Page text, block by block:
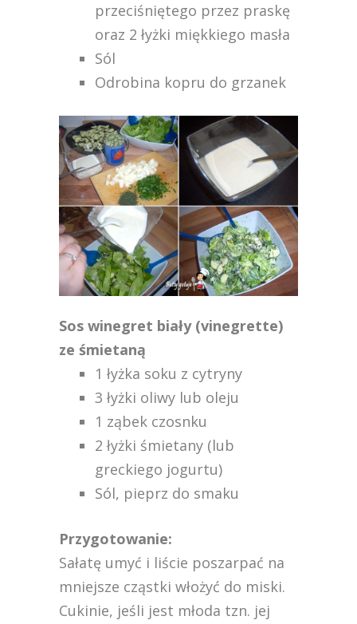
przeciśniętego przez praskę
oraz 2 łyżki miękkiego masła
Sól
Odrobina kopru do grzanek
Sos winegret biały (vinegrette)
ze śmietaną
1 łyżka soku z cytryny
3 łyżki oliwy lub oleju
1 ząbek czosnku
2 łyżki śmietany (lub
greckiego jogurtu)
Sól, pieprz do smaku
Przygotowanie:
Sałatę umyć i liście poszarpać na
mniejsze cząstki włożyć do miski.
Cukinie, jeśli jest młoda tzn. jej